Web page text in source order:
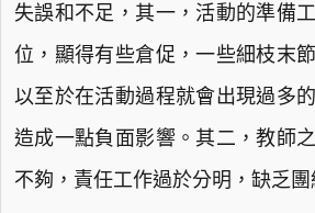
失誤和不足，其一，活動的準備
位，顯得有些倉促，一些細枝末
以至於在活動過程就會出現過多
造成一點負面影響。其二，教師
不夠，責任工作過於分明，缺乏團